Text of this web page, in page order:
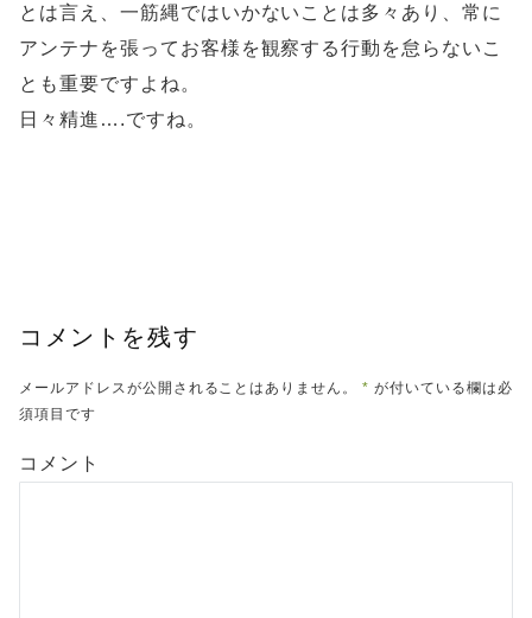
とは言え、一筋縄ではいかないことは多々あり、常に
アンテナを張ってお客様を観察する行動を怠らないこ
とも重要ですよね。
日々精進….ですね。
コメントを残す
メールアドレスが公開されることはありません。 * が付いている欄は必
須項目です
コメント